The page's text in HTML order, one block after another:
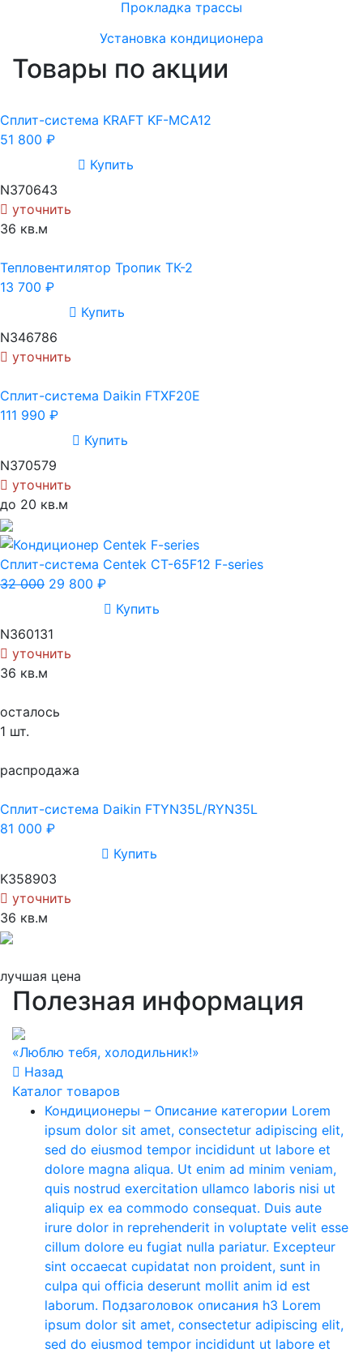
Каталог товаров
Кондиционеры – Описание категории Lorem
ipsum dolor sit amet, consectetur adipiscing elit,
sed do eiusmod tempor incididunt ut labore et
dolore magna aliqua. Ut enim ad minim veniam,
quis nostrud exercitation ullamco laboris nisi ut
aliquip ex ea commodo consequat. Duis aute
irure dolor in reprehenderit in voluptate velit esse
cillum dolore eu fugiat nulla pariatur. Excepteur
sint occaecat cupidatat non proident, sunt in
culpa qui officia deserunt mollit anim id est
laborum. Подзаголовок описания h3 Lorem
ipsum dolor sit amet, consectetur adipiscing elit,
sed do eiusmod tempor incididunt ut labore et
Прокладка трассы
Установка кондиционера
Товары по акции
Cплит-система KRAFT KF-MCA12
51 800 ₽
Купить
N370643
уточнить
36 кв.м
Тепловентилятор Тропик ТК-2
13 700 ₽
Купить
N346786
уточнить
Cплит-система Daikin FTXF20E
111 990 ₽
Купить
N370579
уточнить
до 20 кв.м
Сплит-система Centek CT-65F12 F-series
32 000 29 800 ₽
Купить
N360131
уточнить
36 кв.м
осталось
1 шт.
распродажа
Сплит-система Daikin FTYN35L/RYN35L
81 000 ₽
Купить
K358903
уточнить
36 кв.м
лучшая цена
Полезная информация
«Люблю тебя, холодильник!»
Previous
Next
Назад